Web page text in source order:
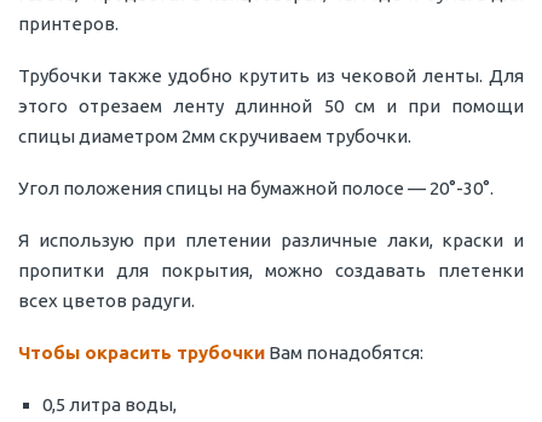
принтеров.
Трубочки также удобно крутить из чековой ленты. Для
этого отрезаем ленту длинной 50 см и при помощи
спицы диаметром 2мм скручиваем трубочки.
Угол положения спицы на бумажной полосе — 20°-30°.
Я использую при плетении различные лаки, краски и
пропитки для покрытия, можно создавать плетенки
всех цветов радуги.
Чтобы окрасить трубочки Вам понадобятся:
0,5 литра воды,